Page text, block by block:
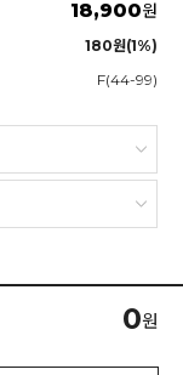
18,900원
180원(1%)
F(44-99)
0원